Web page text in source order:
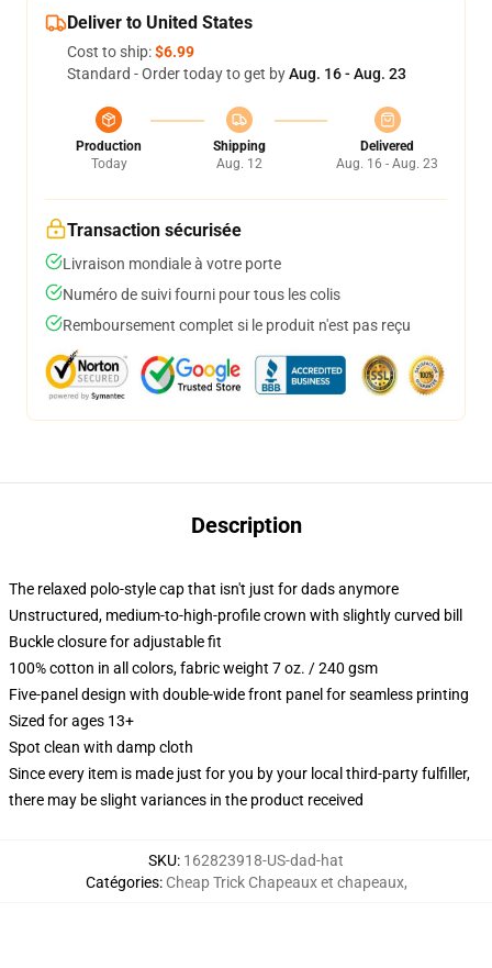
Deliver to United States
Cost to ship:$6.99
Standard - Order today to get byAug. 16 - Aug. 23
Production
Today
Shipping
Aug. 12
Delivered
Aug. 16 - Aug. 23
Transaction sécurisée
Livraison mondiale à votre porte
Numéro de suivi fourni pour tous les colis
Remboursement complet si le produit n'est pas reçu
Description
The relaxed polo-style cap that isn't just for dads anymore
Unstructured, medium-to-high-profile crown with slightly curved bill
Buckle closure for adjustable fit
100% cotton in all colors, fabric weight 7 oz. / 240 gsm
Five-panel design with double-wide front panel for seamless printing
Sized for ages 13+
Spot clean with damp cloth
Since every item is made just for you by your local third-party fulfiller,
there may be slight variances in the product received
SKU: 162823918-US-dad-hat
Catégories: Cheap Trick Chapeaux et chapeaux,